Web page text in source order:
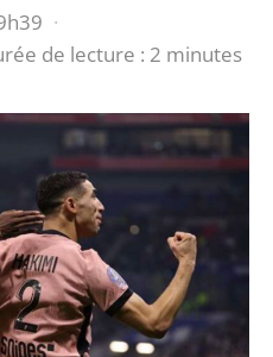
·
de lecture : 2 minutes